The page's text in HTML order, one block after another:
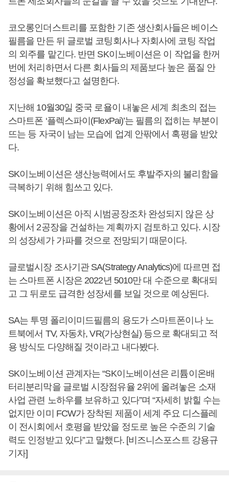
코오롱인더스트리를 포함한 기존 생산회사들은 베이스
필름을 만든 뒤 글로벌 코팅회사나 자회사에 코팅 작업
의 외주를 맡긴다. 반면 SK이노베이션은 이 작업을 한꺼
번에 처리하면서 다른 회사들의 제품보다 높은 품질 안
정성을 확보했다고 설명한다.
지난해 10월30일 중국 로욜이 내놓은 세계 최초의 접는
스마트폰 ‘플렉스파이(FlexPai)’는 필름의 접히는 부분이
뜨는 등 자국이 남는 모습에 업계 안팎에서 혹평을 받았
다.
SK이노베이션은 생산능력에서도 후발주자의 불리함을
극복하기 위해 힘쓰고 있다.
SK이노베이션은 아직 시범공장조차 완성되지 않은 상
황에서 2공장을 건설하는 계획까지 검토하고 있다. 시장
의 성장세가 가파를 것으로 전망되기 때문이다.
글로벌시장 조사기관 SA(Strategy Analytics)에 따르면 접
는 스마트폰 시장은 2022년 5010만 대 수준으로 확대되
고 그 뒤로도 급격한 성장세를 보일 것으로 예상된다.
SA는 투명 폴리이미드필름의 용도가 스마트폰이나 노
트북에서 TV, 자동차, VR(가상현실) 등으로 확대되고 적
용 방식도 다양해질 것이라고 내다봤다.
SK이노베이션 관계자는 “SK이노베이션은 리튬이온배
터리분리막을 글로벌 시장점유율 2위에 올려놓은 소재
사업 관련 노하우를 보유하고 있다”며 “자세히 밝힐 수는
없지만 이미 FCW가 장착된 제품이 세계 주요 디스플레
이 전시회에서 호평을 받았을 정도로 높은 수준의 기술
력도 인정받고 있다”고 말했다. [비즈니스포스트 강용규
기자]